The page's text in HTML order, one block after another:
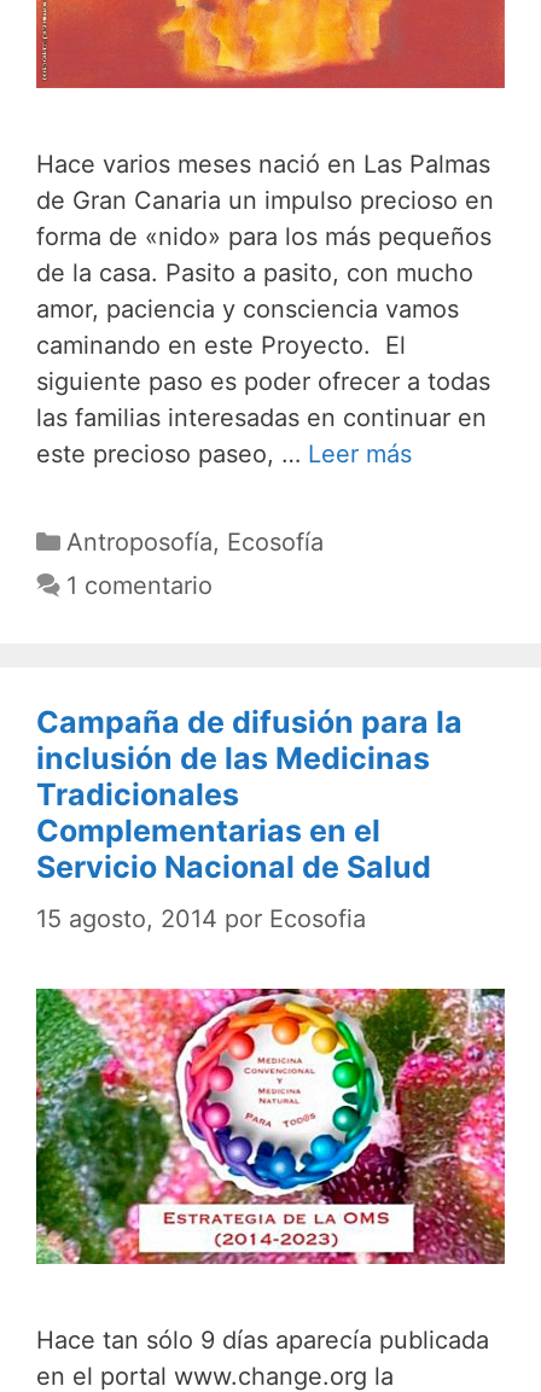
Hace varios meses nació en Las Palmas
de Gran Canaria un impulso precioso en
forma de «nido» para los más pequeños
de la casa. Pasito a pasito, con mucho
amor, paciencia y consciencia vamos
caminando en este Proyecto. El
siguiente paso es poder ofrecer a todas
las familias interesadas en continuar en
este precioso paseo, … Leer más
Categorías
Antroposofía, Ecosofía
1 comentario
Campaña de difusión para la
inclusión de las Medicinas
Tradicionales
Complementarias en el
Servicio Nacional de Salud
15 agosto, 2014 por Ecosofia
Hace tan sólo 9 días aparecía publicada
en el portal www.change.org la